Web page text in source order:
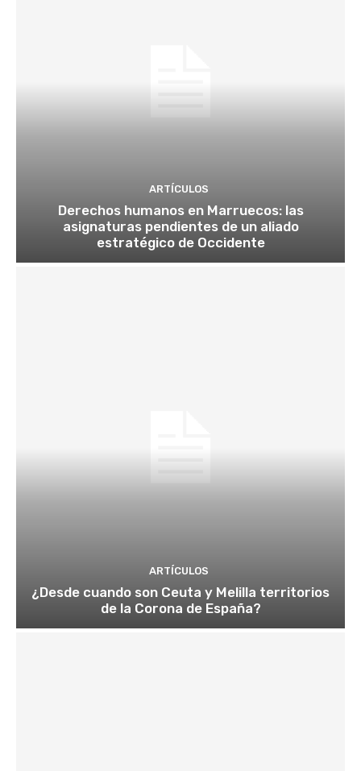
ARTÍCULOS
Derechos humanos en Marruecos: las
asignaturas pendientes de un aliado
estratégico de Occidente
ARTÍCULOS
¿Desde cuando son Ceuta y Melilla territorios
de la Corona de España?